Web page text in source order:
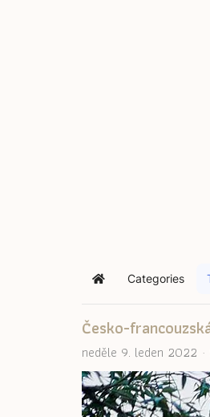
Home Categories
Česko-
neděle 9. leden 2022